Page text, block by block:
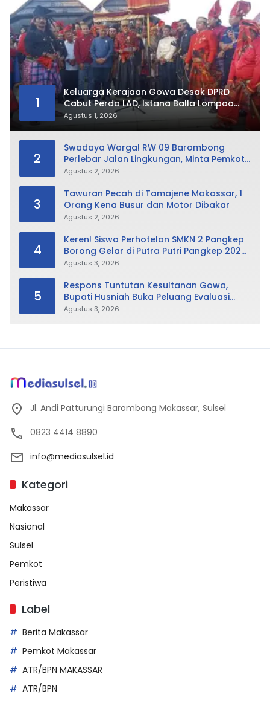
1
Keluarga Kerajaan Gowa Desak DPRD
Cabut Perda LAD, Istana Balla Lompoa
Diminta Dikembalikan
Agustus 1, 2026
2
Swadaya Warga! RW 09 Barombong
Perlebar Jalan Lingkungan, Minta Pemkot
Tak Hanya Fokus Urusan Sampah
Agustus 2, 2026
3
Tawuran Pecah di Tamajene Makassar, 1
Orang Kena Busur dan Motor Dibakar
Agustus 2, 2026
4
Keren! Siswa Perhotelan SMKN 2 Pangkep
Borong Gelar di Putra Putri Pangkep 2026,
Sabet Best Duta Lingkungan dan
Agustus 3, 2026
5
Respons Tuntutan Kesultanan Gowa,
Bupati Husniah Buka Peluang Evaluasi
Perda LAD: Bisa Direvisi Bahkan Diganti
Agustus 3, 2026
Jl. Andi Patturungi Barombong Makassar, Sulsel
0823 4414 8890
info@mediasulsel.id
Kategori
Makassar
Nasional
Sulsel
Pemkot
Peristiwa
Label
Berita Makassar
Pemkot Makassar
ATR/BPN MAKASSAR
ATR/BPN